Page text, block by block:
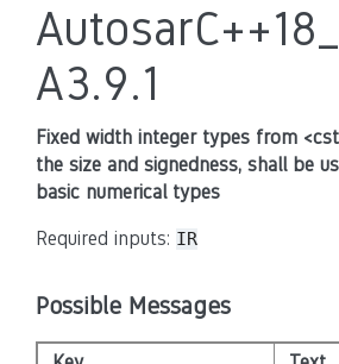
A3.9.1
Fixed width integer types from
the size and signedness, shall be
basic numerical types
Required inputs: IR
Possible Messages